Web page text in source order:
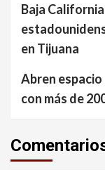
Baja
en Tijuana
Abren espacio
con más de